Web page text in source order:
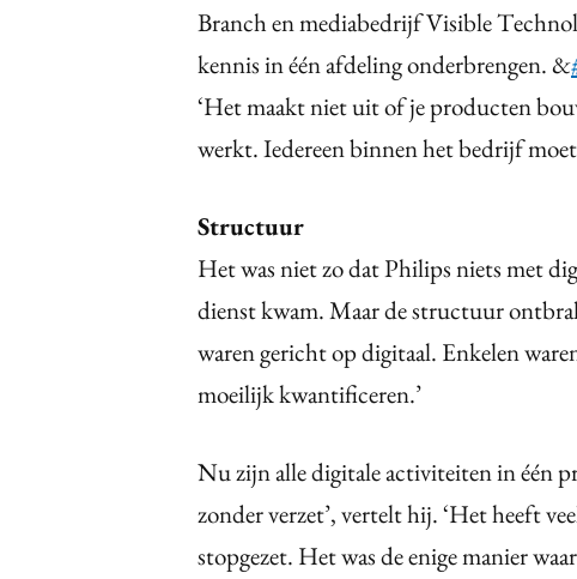
Branch en mediabedrijf Visible
kennis in één afdeling onderbrengen. &
‘Het maakt niet uit of je producten
werkt. Iedereen binnen het bedrijf
Structuur
Het was niet zo dat Philips niets met
dienst kwam. Maar de structuur
waren gericht op digitaal. Enkelen
moeilijk kwantificeren.’
Nu zijn alle digitale activiteiten in één
zonder verzet’, vertelt hij. ‘Het heeft
stopgezet. Het was de enige manier